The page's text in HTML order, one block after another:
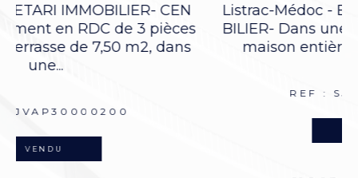
Listrac-Médoc - Exclusivité PIETARI IMMO
BILIER- Dans une rue trés calme; superbe
maison entièrement réhabilitée de...